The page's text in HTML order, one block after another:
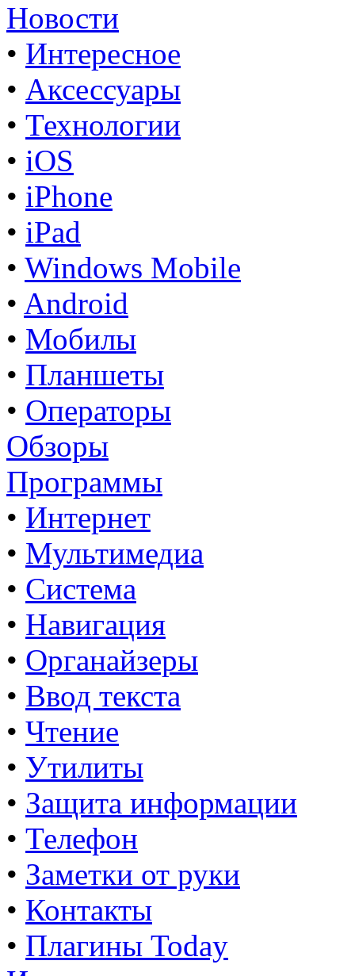
Новости
• Интересное
• Аксессуары
• Технологии
• iOS
• iPhone
• iPad
• Windows Mobile
• Android
• Мобилы
• Планшеты
• Операторы
Обзоры
Программы
• Интернет
• Мультимедиа
• Система
• Навигация
• Органайзеры
• Ввод текста
• Чтение
• Утилиты
• Защита информации
• Телефон
• Заметки от руки
• Контакты
• Плагины Today